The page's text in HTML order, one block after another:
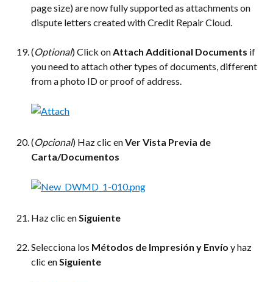
page size) are now fully supported as attachments on
dispute letters created with Credit Repair Cloud.
(Optional) Click on Attach Additional Documents if
you need to attach other types of documents, different
from a photo ID or proof of address.
(Opcional) Haz clic en Ver Vista Previa de
Carta/Documentos
Haz clic en Siguiente
Selecciona los Métodos de Impresión y Envío y haz
clic en Siguiente